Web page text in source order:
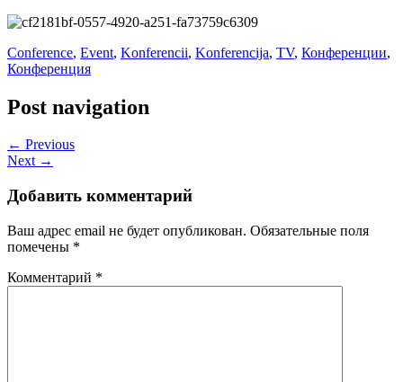
Conference, Event, Konferencii, Konferencija, TV, Конференции,
Конференция
Post navigation
← Previous
Next →
Добавить комментарий
Ваш адрес email не будет опубликован. Обязательные поля
помечены *
Комментарий *